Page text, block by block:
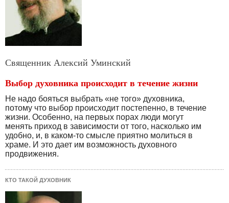
Священник Алексий Уминский
Выбор духовника происходит в течение жизни
Не надо бояться выбрать «не того» духовника,
потому что выбор происходит постепенно, в течение
жизни. Особенно, на первых порах люди могут
менять приход в зависимости от того, насколько им
удобно, и, в каком-то смысле приятно молиться в
храме. И это дает им возможность духовного
продвижения.
КТО ТАКОЙ ДУХОВНИК